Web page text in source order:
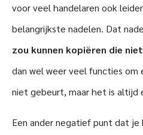
voor veel handelaren ook
belangrijkste nadelen. Dat
zou kunnen kopiëren die
dan wel weer veel functies
niet gebeurt, maar het is altijd
Een ander negatief punt dat